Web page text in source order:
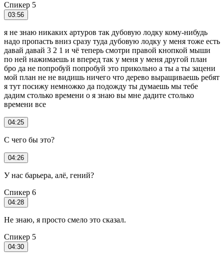
Спикер 5
03:56
я не знаю никаких артуров так дубовую лодку кому-нибудь
надо пропасть вниз сразу туда дубовую лодку у меня тоже есть
давай давай 3 2 1 и чё теперь смотри правой кнопкой мыши
по ней нажимаешь и вперед так у меня у меня другой план
бро да не попробуй попробуй это прикольно а ты а ты зацени
мой план не не видишь ничего что дерево выращиваешь ребят
я тут посижу немножко да подожду ты думаешь мы тебе
дадим столько времени о я знаю вы мне дадите столько
времени все
04:25
С чего бы это?
04:26
У нас барьера, алё, гений?
Спикер 6
04:28
Не знаю, я просто смело это сказал.
Спикер 5
04:30